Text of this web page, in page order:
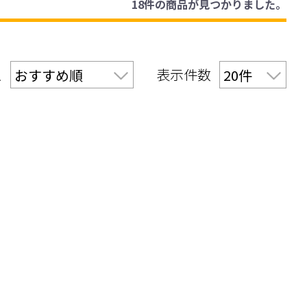
18件の商品が見つかりました。
表示件数